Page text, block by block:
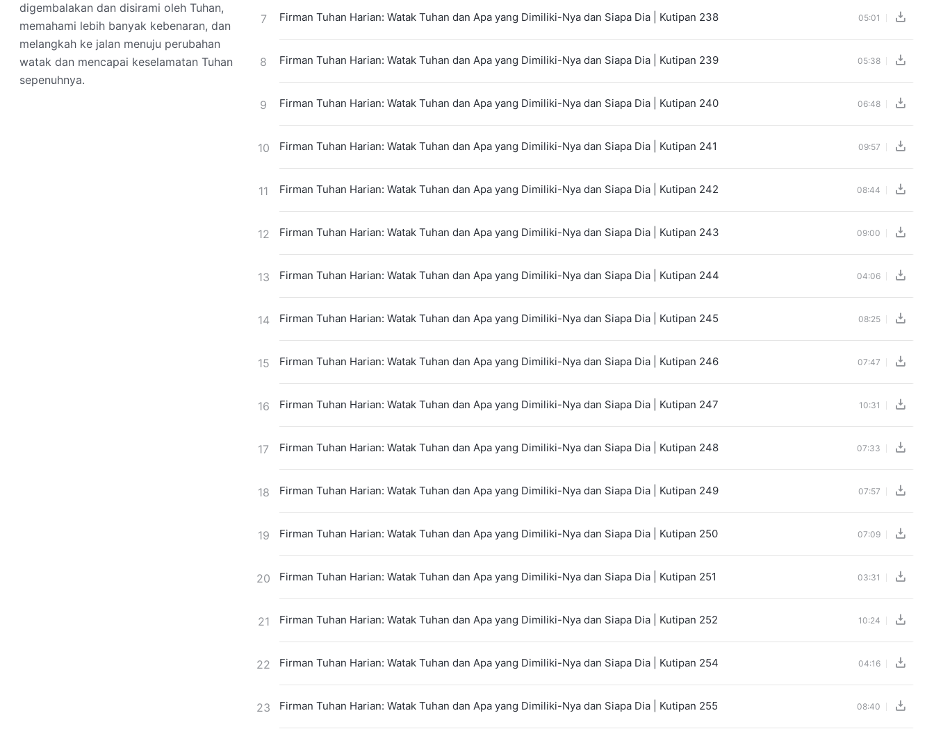
digembalakan dan disirami oleh Tuhan,
memahami lebih banyak kebenaran, dan
melangkah ke jalan menuju perubahan
watak dan mencapai keselamatan Tuhan
sepenuhnya.
7 Firman Tuhan Harian: Watak Tuhan dan Apa yang Dimiliki-Nya dan Siapa Dia | Kutipan 238 05:01
8 Firman Tuhan Harian: Watak Tuhan dan Apa yang Dimiliki-Nya dan Siapa Dia | Kutipan 239 05:38
9 Firman Tuhan Harian: Watak Tuhan dan Apa yang Dimiliki-Nya dan Siapa Dia | Kutipan 240 06:48
10 Firman Tuhan Harian: Watak Tuhan dan Apa yang Dimiliki-Nya dan Siapa Dia | Kutipan 241 09:57
11 Firman Tuhan Harian: Watak Tuhan dan Apa yang Dimiliki-Nya dan Siapa Dia | Kutipan 242 08:44
12 Firman Tuhan Harian: Watak Tuhan dan Apa yang Dimiliki-Nya dan Siapa Dia | Kutipan 243 09:00
13 Firman Tuhan Harian: Watak Tuhan dan Apa yang Dimiliki-Nya dan Siapa Dia | Kutipan 244 04:06
14 Firman Tuhan Harian: Watak Tuhan dan Apa yang Dimiliki-Nya dan Siapa Dia | Kutipan 245 08:25
15 Firman Tuhan Harian: Watak Tuhan dan Apa yang Dimiliki-Nya dan Siapa Dia | Kutipan 246 07:47
16 Firman Tuhan Harian: Watak Tuhan dan Apa yang Dimiliki-Nya dan Siapa Dia | Kutipan 247 10:31
17 Firman Tuhan Harian: Watak Tuhan dan Apa yang Dimiliki-Nya dan Siapa Dia | Kutipan 248 07:33
18 Firman Tuhan Harian: Watak Tuhan dan Apa yang Dimiliki-Nya dan Siapa Dia | Kutipan 249 07:57
19 Firman Tuhan Harian: Watak Tuhan dan Apa yang Dimiliki-Nya dan Siapa Dia | Kutipan 250 07:09
20 Firman Tuhan Harian: Watak Tuhan dan Apa yang Dimiliki-Nya dan Siapa Dia | Kutipan 251 03:31
21 Firman Tuhan Harian: Watak Tuhan dan Apa yang Dimiliki-Nya dan Siapa Dia | Kutipan 252 10:24
22 Firman Tuhan Harian: Watak Tuhan dan Apa yang Dimiliki-Nya dan Siapa Dia | Kutipan 254 04:16
23 Firman Tuhan Harian: Watak Tuhan dan Apa yang Dimiliki-Nya dan Siapa Dia | Kutipan 255 08:40